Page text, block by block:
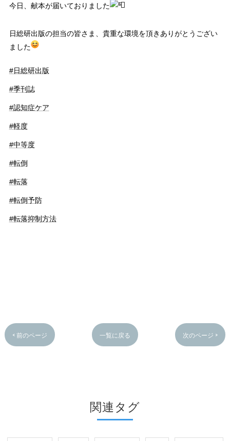
今日、献本が届いておりました
日総研出版の担当の皆さま、貴重な環境を頂きありがとうござい
ました
#日総研出版
#季刊誌
#認知症ケア
#軽度
#中等度
#転倒
#転落
#転倒予防
#転落抑制方法
< 前のページ 一覧に戻る 次のページ >
関連タグ